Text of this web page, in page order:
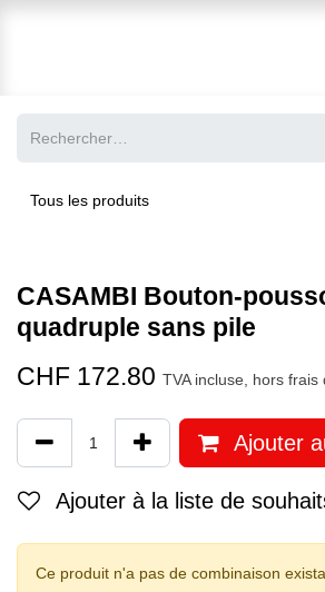
Tous les produits
CASAMBI Bouton-
quadruple sans pile
CHF 172.80 TVA incluse, hors frais
Ajouter
Ajouter à la liste de
Ce produit n'a pas de combinaison